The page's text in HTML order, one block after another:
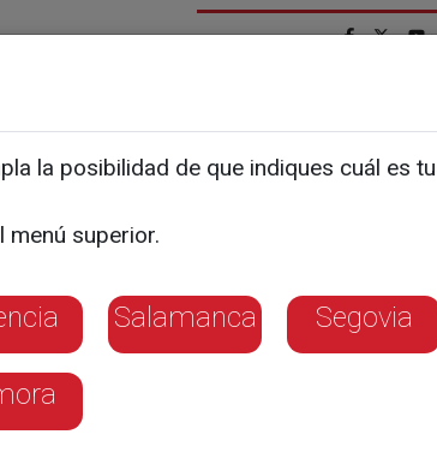
fallecen
suceso
la posibilidad de que indiques cuál es tu
menú superior.
Salamanca Segovia